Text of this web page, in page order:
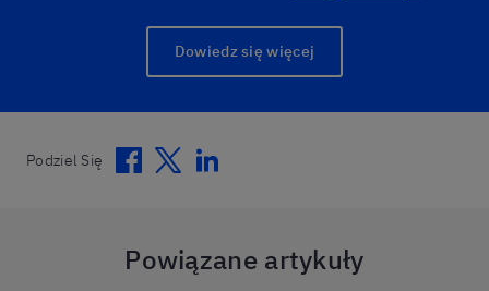
Dowiedz się więcej
Podziel Się Facebook
TwitterLinkedin
Powiązane artykuły